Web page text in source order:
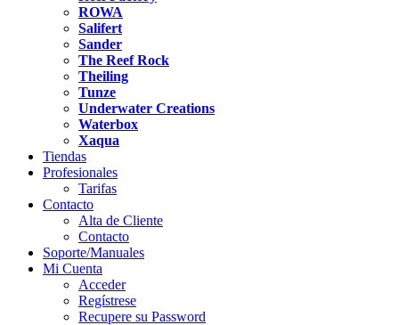
ROWA
Salifert
Sander
The Reef Rock
Theiling
Tunze
Underwater Creations
Waterbox
Xaqua
Tiendas
Profesionales
Tarifas
Contacto
Alta de Cliente
Contacto
Soporte/Manuales
Mi Cuenta
Acceder
Regístrese
Recupere su Password